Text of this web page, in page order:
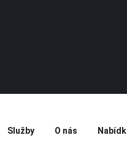
Služby O nás